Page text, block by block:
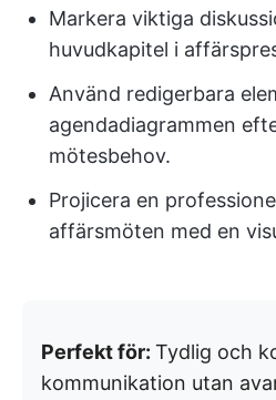
Markera viktiga
huvudkapitel i
Använd redigerbara
agendadiagrammen
mötesbehov.
Projicera en
affärsmöten med en
Perfekt för: Tydlig och
kommunikation utan